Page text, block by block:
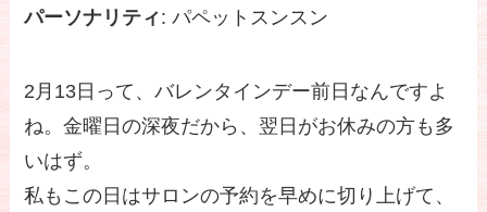
パーソナリティ: パペットスンスン
2月13日って、バレンタインデー前日なんですよ
ね。金曜日の深夜だから、翌日がお休みの方も多
いはず。
私もこの日はサロンの予約を早めに切り上げて、